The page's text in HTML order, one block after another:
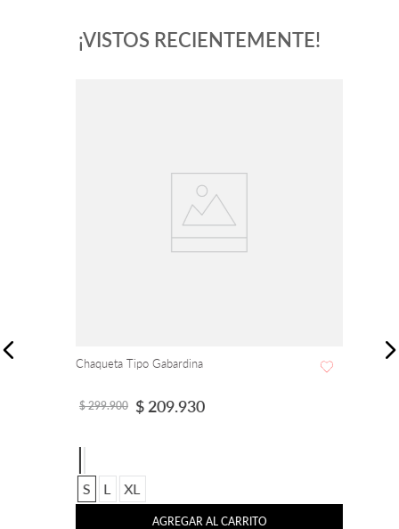
¡VISTOS RECIENTEMENTE!
Chaqueta Tipo Gabardina
299.900 $ 209.930
XL
AGREGAR AL CARRITO